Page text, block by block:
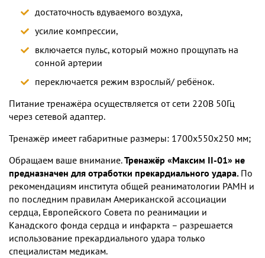
достаточность вдуваемого воздуха,
усилие компрессии,
включается пульс, который можно прощупать на
сонной артерии
переключается режим взрослый/ ребёнок.
Питание тренажёра осуществляется от сети 220В 50Гц
через сетевой адаптер.
Тренажёр имеет габаритные размеры: 1700х550х250 мм;
Обращаем ваше внимание.Тренажёр «Максим II-01» не
предназначен для отработки прекардиального удара. По
рекомендациям института общей реаниматологии РАМН и
по последним правилам Американской ассоциации
сердца, Европейского Совета по реанимации и
Канадского фонда сердца и инфаркта – разрешается
использование прекардиального удара только
специалистам медикам.